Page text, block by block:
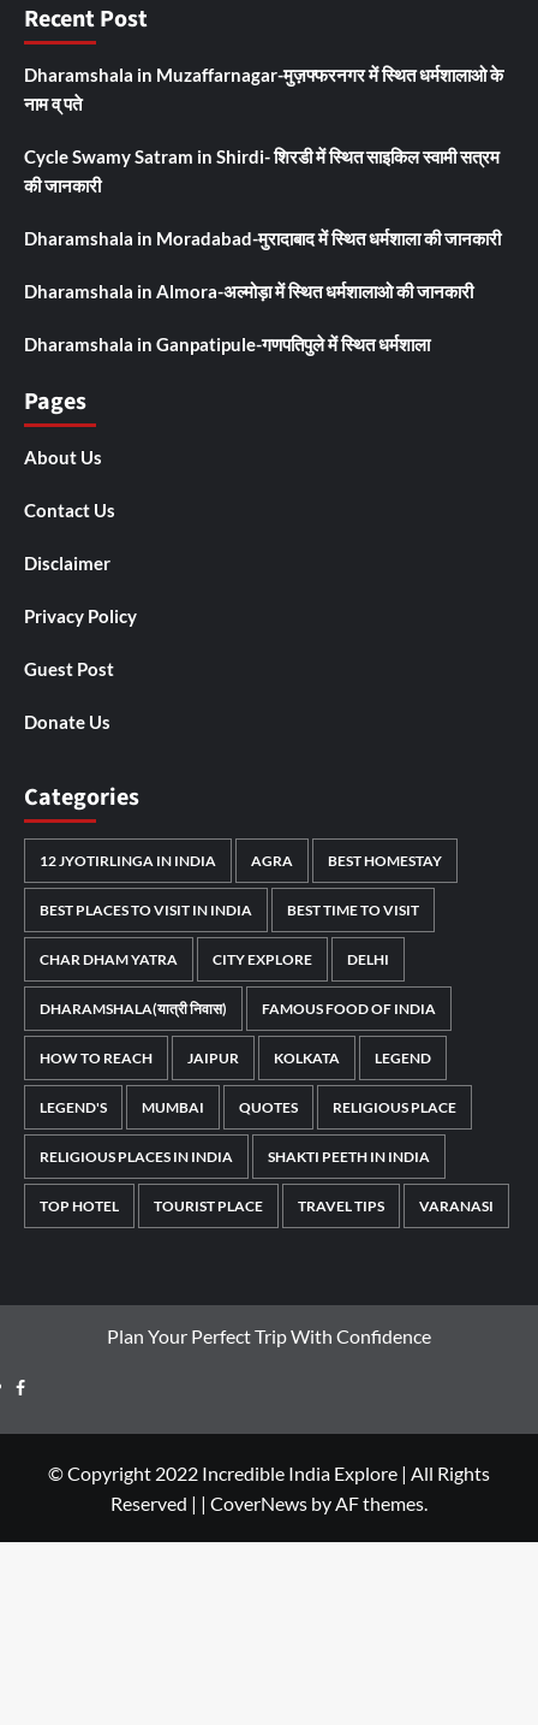
Recent Post
Dharamshala in Muzaffarnagar-मुज़फ्फरनगर में स्थित धर्मशालाओ के
नाम व् पते
Cycle Swamy Satram in Shirdi- शिरडी में स्थित साइकिल स्वामी सत्रम
की जानकारी
Dharamshala in Moradabad-मुरादाबाद में स्थित धर्मशाला की जानकारी
Dharamshala in Almora-अल्मोड़ा में स्थित धर्मशालाओ की जानकारी
Dharamshala in Ganpatipule-गणपतिपुले में स्थित धर्मशाला
Pages
About Us
Contact Us
Disclaimer
Privacy Policy
Guest Post
Donate Us
Categories
12 JYOTIRLINGA IN INDIA AGRA BEST HOMESTAY
BEST PLACES TO VISIT IN INDIA BEST TIME TO VISIT
CHAR DHAM YATRA CITY EXPLORE DELHI
DHARAMSHALA(यात्री निवास) FAMOUS FOOD OF INDIA
HOW TO REACH JAIPUR KOLKATA LEGEND
LEGEND'S MUMBAI QUOTES RELIGIOUS PLACE
RELIGIOUS PLACES IN INDIA SHAKTI PEETH IN INDIA
TOP HOTEL TOURIST PLACE TRAVEL TIPS VARANASI
Plan Your Perfect Trip With Confidence
© Copyright 2022 Incredible India Explore | All Rights
Reserved | | CoverNews by AF themes.